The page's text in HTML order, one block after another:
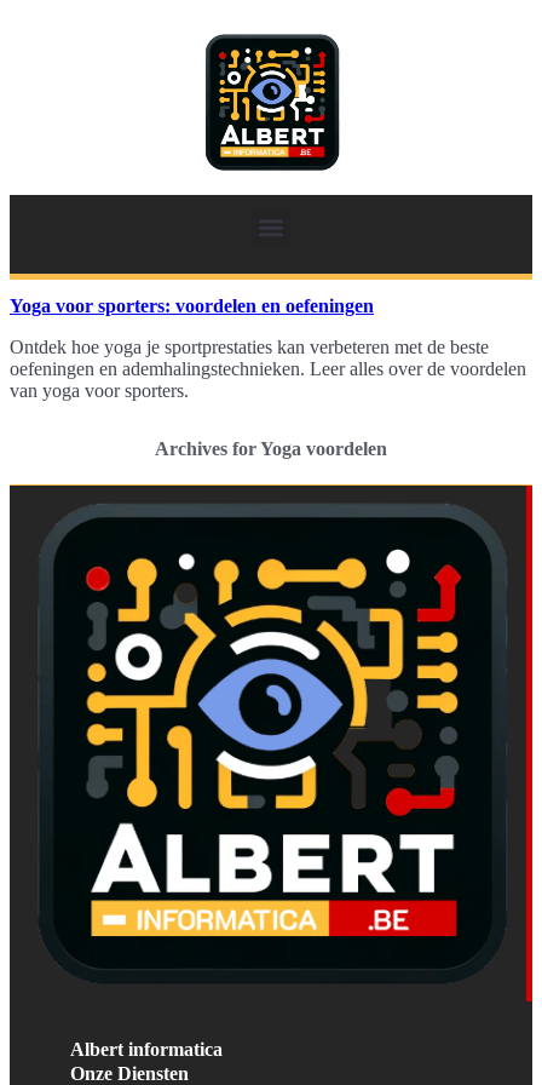
Yoga voor sporters: voordelen en oefeningen
Ontdek hoe yoga je sportprestaties kan verbeteren met de beste
oefeningen en ademhalingstechnieken. Leer alles over de voordelen
van yoga voor sporters.
Archives for Yoga voordelen
Albert informatica
Onze Diensten